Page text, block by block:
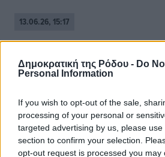
Δημοκρατική της Ρόδου - Do
Personal Information
If you wish to opt-out of the sale,
processing of your personal or
targeted advertising by us, please
section to confirm your selection.
opt-out request is processed you may
13.06.26, 15:17